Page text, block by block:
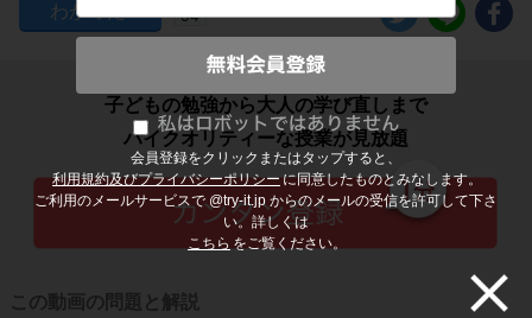
会員登録をクリックまたはタップすると、
利用規約及びプライバシーポリシーに同意したものとみなします。
ご利用のメールサービスで @try-it.jp からのメールの受信を許可して下さ
い。詳しくは
こちら をご覧ください。
94
子どもの勉強から大人の学び直しまで
ハイクオリティーな授業が見放題
この動画の問題と解説